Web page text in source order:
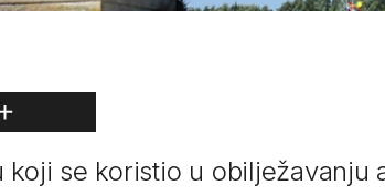
koji se koristio u obilježavanju